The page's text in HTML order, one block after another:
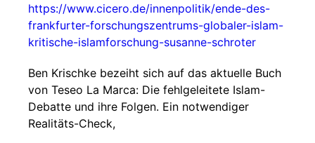
https://www.cicero.de/innenpolitik/ende-des-
frankfurter-forschungszentrums-globaler-islam-
kritische-islamforschung-susanne-schroter
Ben Krischke bezeiht sich auf das aktuelle Buch
von Teseo La Marca: Die fehlgeleitete Islam-
Debatte und ihre Folgen. Ein notwendiger
Realitäts-Check,